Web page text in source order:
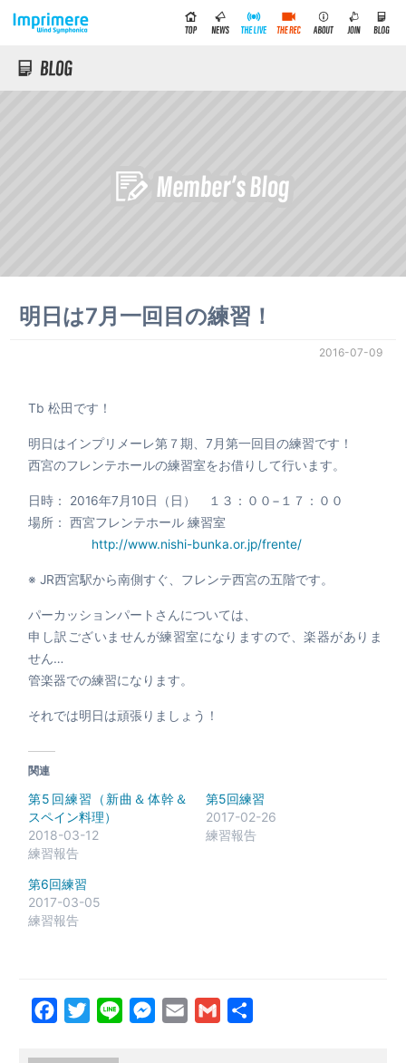
明日は7月一回目の練習！
2016-07-09
Tb 松田です！
明日はインプリメーレ第７期、7月第一回目の練習です！
西宮のフレンテホールの練習室をお借りして行います。
日時： 2016年7月10日（日） １３：００−１７：００
場所： 西宮フレンテホール 練習室
http://www.nishi-bunka.or.jp/frente/
※ JR西宮駅から南側すぐ、フレンテ西宮の五階です。
パーカッションパートさんについては、
申し訳ございませんが練習室になりますので、楽器がありま
せん…
管楽器での練習になります。
それでは明日は頑張りましょう！
関連
第5回練習（新曲＆体幹＆
スペイン料理）
2018-03-12
練習報告
第5回練習
2017-02-26
練習報告
第6回練習
2017-03-05
練習報告
FacebookTwitterLine Messenger
Email Gmail